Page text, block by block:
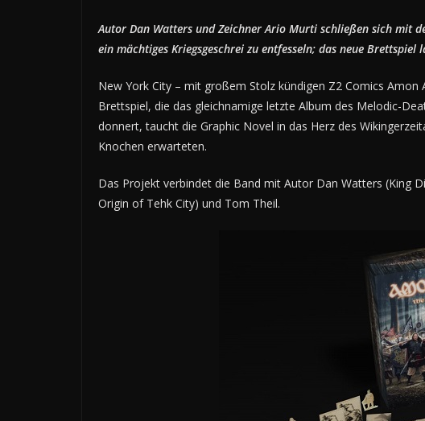
Autor Dan Watters und Zeichner Ario Murti schließen sich mit
ein mächtiges Kriegsgeschrei zu entfesseln; das neue
New York City – mit großem Stolz kündigen Z2 Comics
Brettspiel, die das gleichnamige letzte Album des Melodic-
donnert, taucht die Graphic Novel in das Herz des
Knochen erwarteten.
Das Projekt verbindet die Band mit Autor Dan Watters (King
Origin of Tehk City) und Tom Theil.